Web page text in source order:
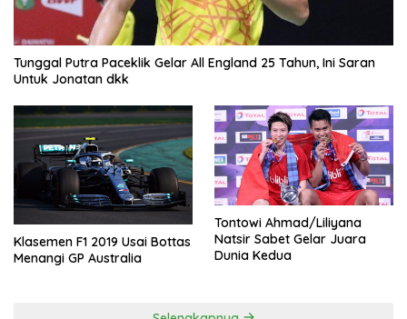
Tunggal Putra Paceklik Gelar All England 25 Tahun, Ini Saran
Untuk Jonatan dkk
Klasemen F1 2019 Usai Bottas
Menangi GP Australia
Tontowi Ahmad/Liliyana
Natsir Sabet Gelar Juara
Dunia Kedua